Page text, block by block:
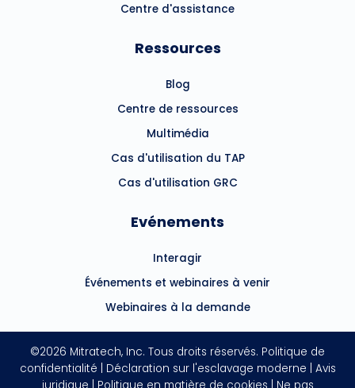
Centre d'assistance
Ressources
Blog
Centre de ressources
Multimédia
Cas d'utilisation du TAP
Cas d'utilisation GRC
Evénements
Interagir
Événements et webinaires à venir
Webinaires à la demande
©2026 Mitratech, Inc. Tous droits réservés. Politique de
confidentialité
Déclaration sur l'esclavage moderne
Avis
juridique
Politique en matière de cookies Ne pas